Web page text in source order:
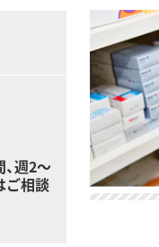
週2～
ご相談